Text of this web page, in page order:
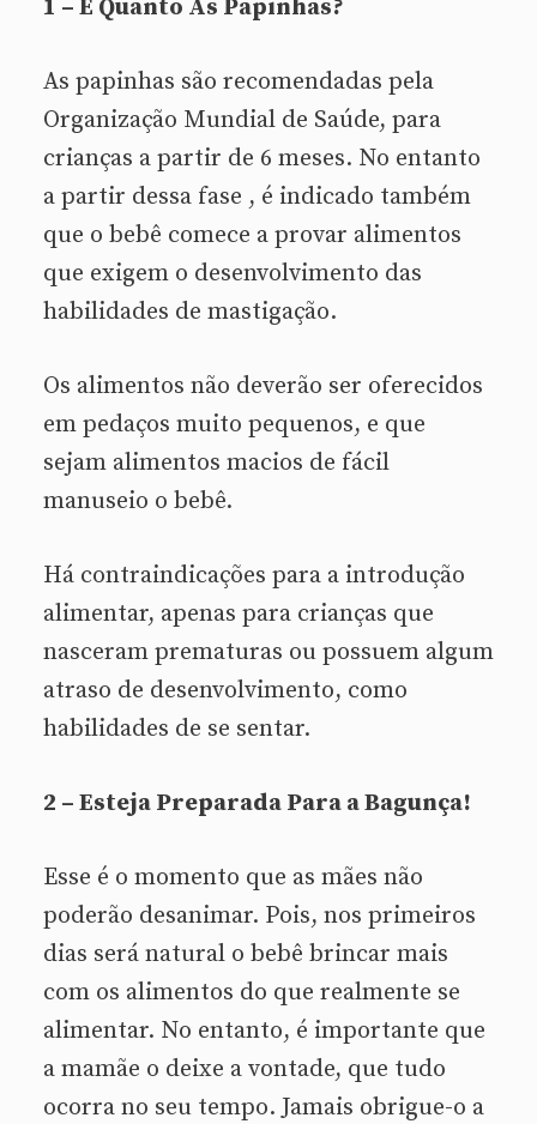
1 – E Quanto Às Papinhas?
As papinhas são recomendadas pela
Organização Mundial de Saúde, para
crianças a partir de 6 meses. No entanto
a partir dessa fase , é indicado também
que o bebê comece a provar alimentos
que exigem o desenvolvimento das
habilidades de mastigação.
Os alimentos não deverão ser oferecidos
em pedaços muito pequenos, e que
sejam alimentos macios de fácil
manuseio o bebê.
Há contraindicações para a introdução
alimentar, apenas para crianças que
nasceram prematuras ou possuem algum
atraso de desenvolvimento, como
habilidades de se sentar.
2 – Esteja Preparada Para a Bagunça!
Esse é o momento que as mães não
poderão desanimar. Pois, nos primeiros
dias será natural o bebê brincar mais
com os alimentos do que realmente se
alimentar. No entanto, é importante que
a mamãe o deixe a vontade, que tudo
ocorra no seu tempo. Jamais obrigue-o a